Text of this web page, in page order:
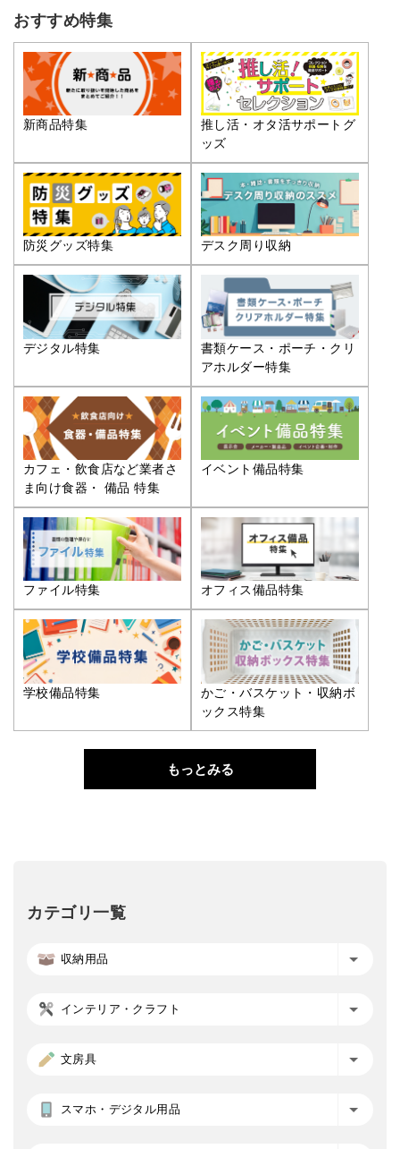
おすすめ特集
新商品特集
推し活・オタ活サポートグ
ッズ
防災グッズ特集 デスク周り収納
デジタル特集
書類ケース・ポーチ・クリ
アホルダー特集
カフェ・飲食店など業者さ
ま向け食器・ 備品 特集
イベント備品特集
ファイル特集 オフィス備品特集
学校備品特集
かご・バスケット・収納ボ
ックス特集
もっとみる
カテゴリ一覧
収納用品
インテリア・クラフト
文房具
スマホ・デジタル用品